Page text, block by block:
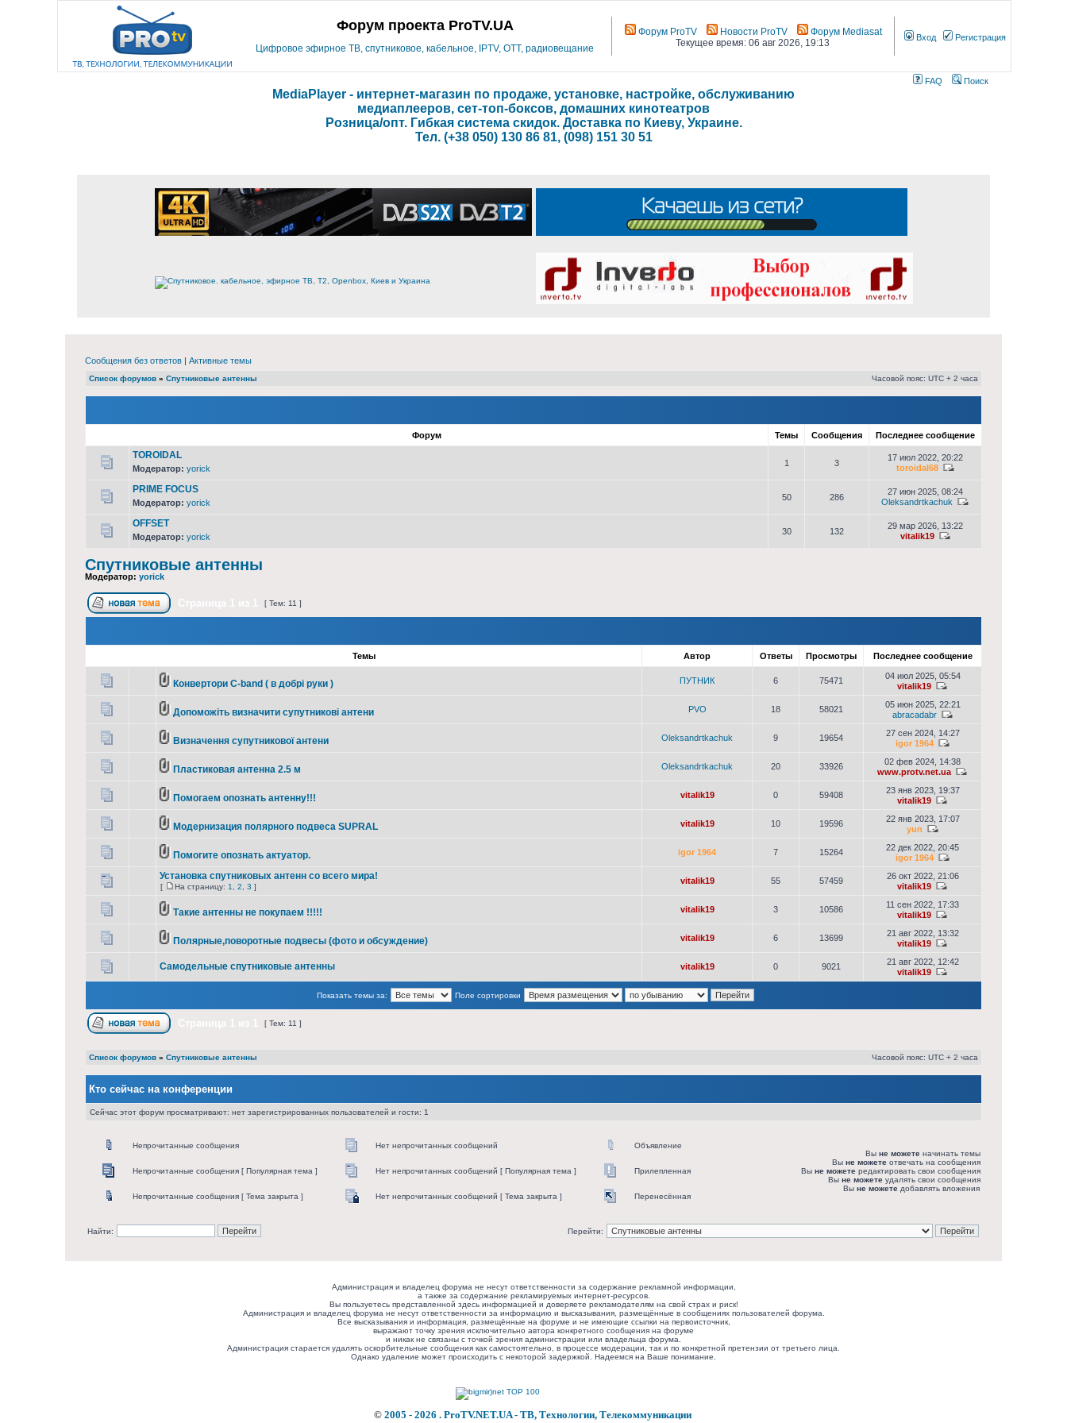
Форум проекта ProTV.UA
Цифровое эфирное ТВ, спутниковое, кабельное, IPTV, OTT, радиовещание
Форум ProTV Новости ProTV
Форум Mediasat
Текущее время: 06 авг 2026, 19:13
Вход Регистрация
FAQ Поиск
MediaPlayer - интернет-магазин по продаже, установке, настройке, обслуживанию
медиаплееров, сет-топ-боксов, домашних кинотеатров
Розница/опт. Гибкая система скидок. Доставка по Киеву, Украине.
Тел. (+38 050) 130 86 81, (098) 151 30 51
Сообщения без ответов | Активные темы
Список форумов » Спутниковые антенны Часовой пояс: UTC + 2 часа
Форум Темы Сообщения Последнее сообщение
TOROIDAL
Модератор: yorick
1 3
17 июл 2022, 20:22
toroidal68
PRIME FOCUS
Модератор: yorick
50 286
27 июн 2025, 08:24
Oleksandrtkachuk
OFFSET
Модератор: yorick
30 132
29 мар 2026, 13:22
vitalik19
Спутниковые антенны
Модератор: yorick
[ Тем: 11 ]
Темы Автор Ответы Просмотры Последнее сообщение
Конвертори С-band ( в добрі руки ) ПУТНИК 6 75471
04 июл 2025, 05:54
vitalik19
Допоможіть визначити супутникові антени PVO 18 58021
05 июн 2025, 22:21
abracadabr
Визначення супутникової антени Oleksandrtkachuk 9 19654
27 сен 2024, 14:27
igor 1964
Пластиковая антенна 2.5 м Oleksandrtkachuk 20 33926
02 фев 2024, 14:38
www.protv.net.ua
Помогаем опознать антенну!!! vitalik19 0 59408
23 янв 2023, 19:37
vitalik19
Модернизация полярного подвеса SUPRAL vitalik19 10 19596
22 янв 2023, 17:07
yun
Помогите опознать актуатор. igor 1964 7 15264
22 дек 2022, 20:45
igor 1964
Установка спутниковых антенн со всего мира!
[ На страницу: 1 2 3 ]
vitalik19 55 57459
26 окт 2022, 21:06
vitalik19
Такие антенны не покупаем !!!!! vitalik19 3 10586
11 сен 2022, 17:33
vitalik19
Полярные,поворотные подвесы (фото и обсуждение) vitalik19 6 13699
21 авг 2022, 13:32
vitalik19
Самодельные спутниковые антенны vitalik19 0 9021
21 авг 2022, 12:42
vitalik19
Показать темы за: Поле сортировки
[ Тем: 11 ]
Список форумов » Спутниковые антенны Часовой пояс: UTC + 2 часа
Кто сейчас на конференции
Сейчас этот форум просматривают: нет зарегистрированных пользователей и гости: 1
Непрочитанные сообщения Нет непрочитанных сообщений Объявление
Непрочитанные сообщения [ Популярная тема ] Нет непрочитанных сообщений [ Популярная тема ] Прилепленная
Непрочитанные сообщения [ Тема закрыта ] Нет непрочитанных сообщений [ Тема закрыта ] Перенесённая
Вы не можете начинать темы
Вы не можете отвечать на сообщения
Вы не можете редактировать свои сообщения
Вы не можете удалять свои сообщения
Вы не можете добавлять вложения
Найти: Перейти:
Администрация и владелец форума не несут ответственности за содержание рекламной информации,
а также за содержание рекламируемых интернет-ресурсов.
Вы пользуетесь представленной здесь информацией и доверяете рекламодателям на свой страх и риск!
Администрация и владелец форума не несут ответственности за информацию и высказывания, размещённые в сообщениях пользователей форума.
Все высказывания и информация, размещённые на форуме и не имеющие ссылки на первоисточник,
выражают точку зрения исключительно автора конкретного сообщения на форуме
и никак не связаны с точкой зрения администрации или владельца форума.
Администрация старается удалять оскорбительные сообщения как самостоятельно, в процессе модерации, так и по конкретной претензии от третьего лица.
Однако удаление может происходить с некоторой задержкой. Надеемся на Ваше понимание.
© 2005 - 2026 . ProTV.NET.UA - ТВ, Технологии, Телекоммуникации